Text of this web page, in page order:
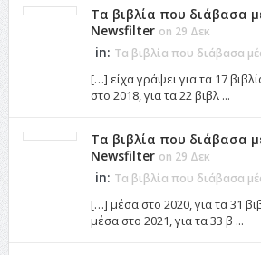
Τα βιβλία που διάβασα
Newsfilter on 29 Δεκ
in: Τα βιβλία που διάβασα
[…] είχα γράψει για τα 17
στο 2018, για τα 22 βιβλ ...
Τα βιβλία που διάβασα
Newsfilter on 29 Δεκ
in: Τα βιβλία που διάβασα
[…] μέσα στο 2020, για τα 31
μέσα στο 2021, για τα 33 β ...